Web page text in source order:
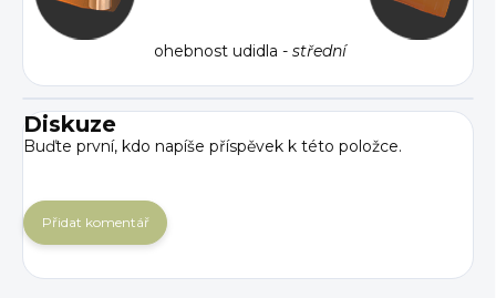
ohebnost udidla - střední
Diskuze
Buďte první, kdo napíše příspěvek k této položce.
Přidat komentář